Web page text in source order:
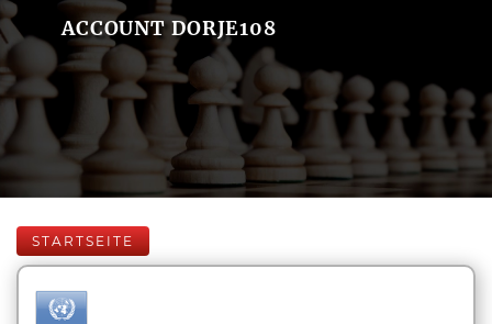
ACCOUNT DORJE108
STARTSEITE